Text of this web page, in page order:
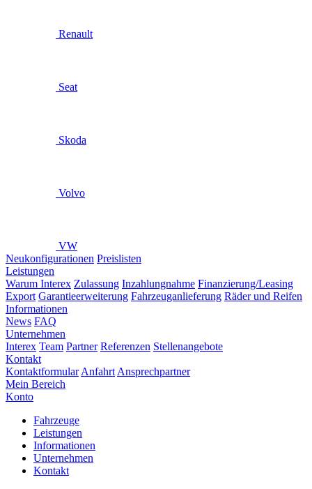
Renault
Seat
Skoda
Volvo
VW
Neukonfigurationen Preislisten
Leistungen
Warum Interex Zulassung Inzahlungnahme Finanzierung/Leasing
Export Garantieerweiterung Fahrzeuganlieferung Räder und Reifen
Informationen
News FAQ
Unternehmen
Interex Team Partner Referenzen Stellenangebote
Kontakt
Kontaktformular Anfahrt Ansprechpartner
Mein Bereich
Konto
Fahrzeuge
Leistungen
Informationen
Unternehmen
Kontakt